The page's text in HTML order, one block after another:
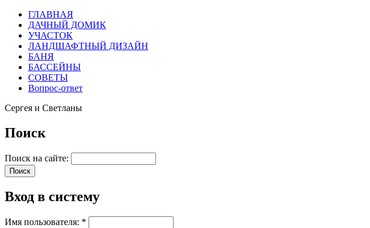
ГЛАВНАЯ
ДАЧНЫЙ ДОМИК
УЧАСТОК
ЛАНДШАФТНЫЙ ДИЗАЙН
БАНЯ
БАССЕЙНЫ
СОВЕТЫ
Вопрос-ответ
Сергея и Светланы
Поиск
Поиск на сайте:
Вход в систему
Имя пользователя: *